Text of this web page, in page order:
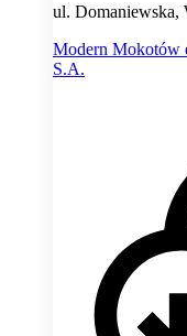
ul. Domaniewska,
Modern Mokotów
S.A.